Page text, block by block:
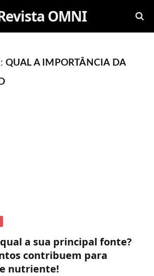
OMNI
QUAL A IMPORTÂNCIA DA
a sua principal fonte?
contribuem para
nutriente!